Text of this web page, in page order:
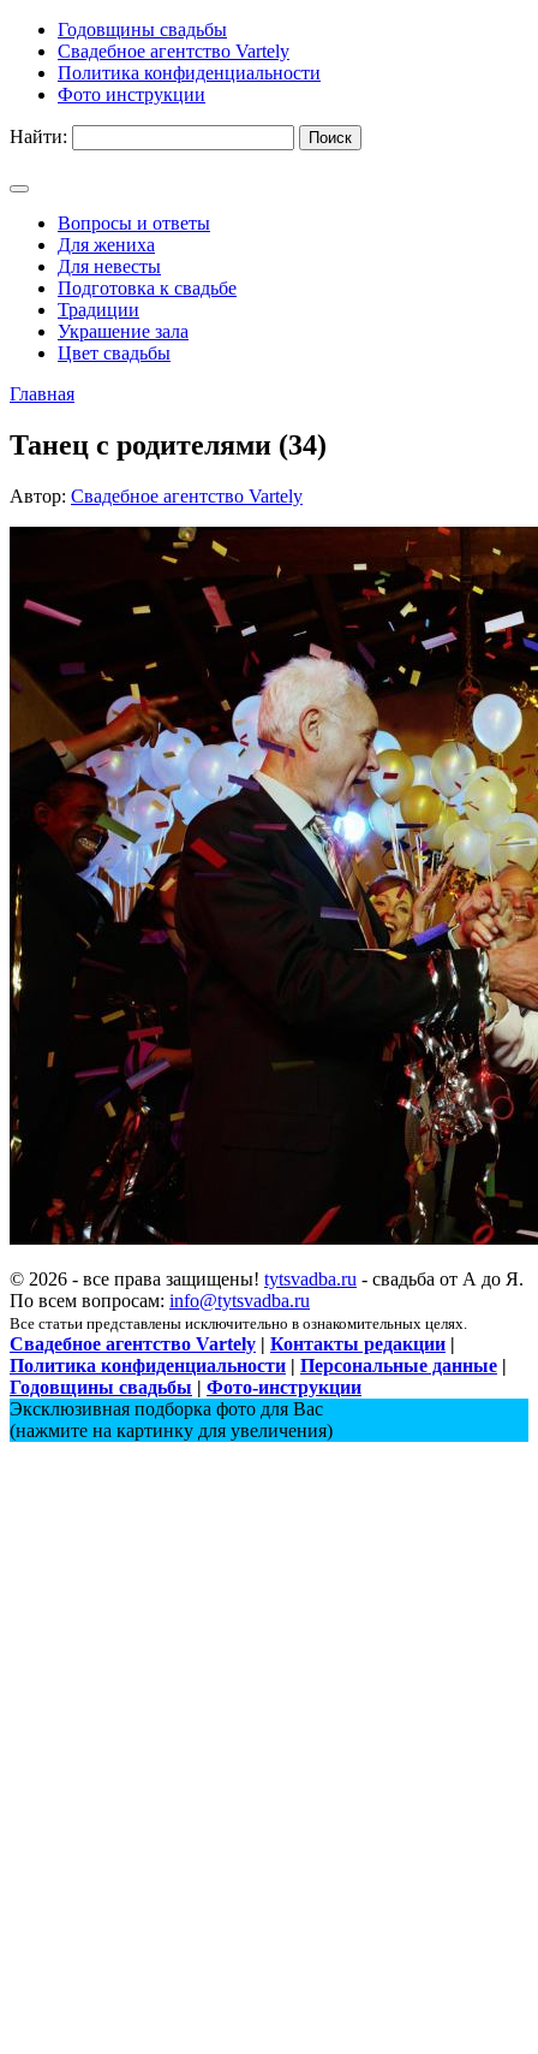
Годовщины свадьбы
Свадебное агентство Vartely
Политика конфиденциальности
Фото инструкции
Найти:
Вопросы и ответы
Для жениха
Для невесты
Подготовка к свадьбе
Традиции
Украшение зала
Цвет свадьбы
Главная
Танец с родителями (34)
Автор: Свадебное агентство Vartely
© 2026 - все права защищены! tytsvadba.ru - свадьба от А до Я.
По всем вопросам: info@tytsvadba.ru
Все статьи представлены исключительно в ознакомительных целях.
Свадебное агентство Vartely | Контакты редакции |
Политика конфиденциальности | Персональные данные |
Годовщины свадьбы | Фото-инструкции
Эксклюзивная подборка фото для Вас
(нажмите на картинку для увеличения)